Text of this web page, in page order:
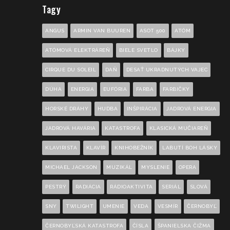
Tagy
ANGUS ARMIN VAN BUUREN ASOT 500 ATÓM
ATÓMOVÁ ELEKTRÁREŇ BIELE SVETLO BÁJKY
CIRQUE DU SOLEIL DAŇ DESAŤ UKRADNUTÝCH VAJEC
DÚHA ENERGIA EUFÓRIA FARBA FARBIČKY
HORSKÉ DRÁHY HUDBA INŠPIRÁCIA JADROVÁ ENERGIA
JADROVÁ HAVÁRIA KATASTROFA KLASICKÁ MUČIAREŇ
KLAVIRISTA KLAVÍR KNIHOBEŽNÍK LABUTÍ BOH LÁSKY
MICHAEL JACKSON MUZIKÁL MYSLENIE OPERA
PESTRÝ RADIÁCIA RÁDIOAKTIVITA SERIÁL SLOVÁ
SNY TWILIGHT UMENIE VEDA VESMÍR ČERNOBYĽ
ČERNOBYĽSKÁ KATASTROFA ČÍSLA ŠPANIELSKA ČIŽMA